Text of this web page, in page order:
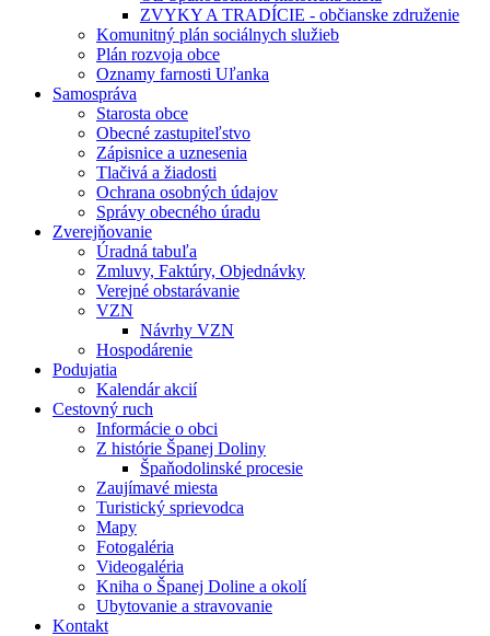
ZVYKY A TRADÍCIE - občianske združenie
Komunitný plán sociálnych služieb
Plán rozvoja obce
Oznamy farnosti Uľanka
Samospráva
Starosta obce
Obecné zastupiteľstvo
Zápisnice a uznesenia
Tlačivá a žiadosti
Ochrana osobných údajov
Správy obecného úradu
Zverejňovanie
Úradná tabuľa
Zmluvy, Faktúry, Objednávky
Verejné obstarávanie
VZN
Návrhy VZN
Hospodárenie
Podujatia
Kalendár akcií
Cestovný ruch
Informácie o obci
Z histórie Španej Doliny
Špaňodolinské procesie
Zaujímavé miesta
Turistický sprievodca
Mapy
Fotogaléria
Videogaléria
Kniha o Španej Doline a okolí
Ubytovanie a stravovanie
Kontakt